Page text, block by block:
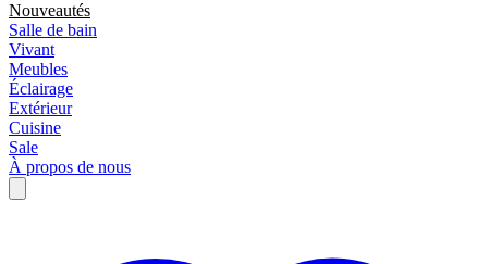
Nouveautés
Salle de bain
Vivant
Meubles
Éclairage
Extérieur
Cuisine
Sale
À propos de nous